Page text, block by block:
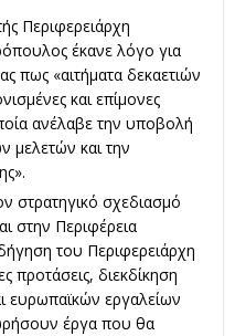
Περιφερειάρχη
έκανε λόγο για
πως «αιτήματα δεκαετιών
και επίμονες
ανέλαβε την υποβολή
μελετών και την
στρατηγικό σχεδιασμό
στην Περιφέρεια
του Περιφερειάρχη
προτάσεις, διεκδίκηση
ευρωπαϊκών εργαλείων
έργα που θα